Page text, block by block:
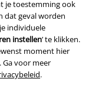
je toestemming ook
dat geval worden
individuele
instellen’ te klikken.
moment hier
Ga voor meer
.